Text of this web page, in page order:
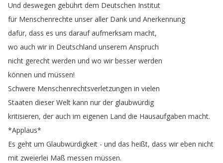
Und deswegen gebührt dem Deutschen Institut
für Menschenrechte unser aller Dank und Anerkennung
dafür, dass es uns darauf aufmerksam macht,
wo auch wir in Deutschland unserem Anspruch
nicht gerecht werden und wo wir besser werden
können und müssen!
Schwere Menschenrechtsverletzungen in vielen
Staaten dieser Welt kann nur der glaubwürdig
kritisieren, der auch im eigenen Land die Hausaufgaben macht.
*Applaus*
Es geht um Glaubwürdigkeit - und das heißt, dass wir eben nicht
mit zweierlei Maß messen müssen.